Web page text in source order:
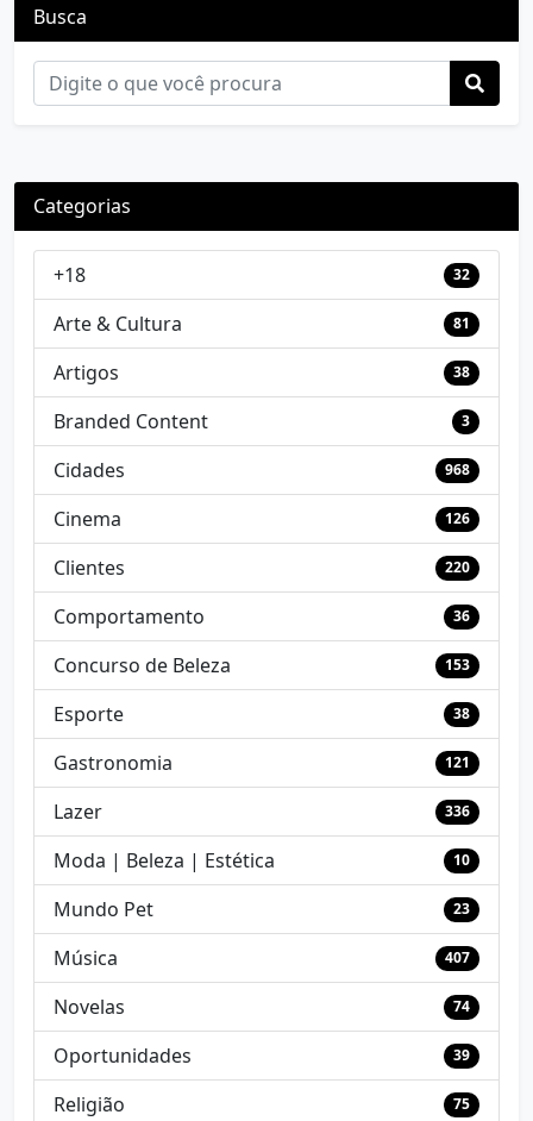
Busca
Categorias
+18 32
Arte & Cultura 81
Artigos 38
Branded Content 3
Cidades 968
Cinema 126
Clientes 220
Comportamento 36
Concurso de Beleza 153
Esporte 38
Gastronomia 121
Lazer 336
Moda | Beleza | Estética 10
Mundo Pet 23
Música 407
Novelas 74
Oportunidades 39
Religião 75